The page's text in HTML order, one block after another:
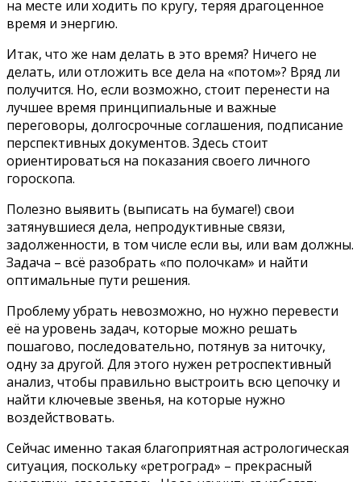
на месте или ходить по кругу, теряя драгоценное
время и энергию.
Итак, что же нам делать в это время? Ничего не
делать, или отложить все дела на «потом»? Вряд ли
получится. Но, если возможно, стоит перенести на
лучшее время принципиальные и важные
переговоры, долгосрочные соглашения, подписание
перспективных документов. Здесь стоит
ориентироваться на показания своего личного
гороскопа.
Полезно выявить (выписать на бумаге!) свои
затянувшиеся дела, непродуктивные связи,
задолженности, в том числе если вы, или вам должны.
Задача – всё разобрать «по полочкам» и найти
оптимальные пути решения.
Проблему убрать невозможно, но нужно перевести
её на уровень задач, которые можно решать
пошагово, последовательно, потянув за ниточку,
одну за другой. Для этого нужен ретроспективный
анализ, чтобы правильно выстроить всю цепочку и
найти ключевые звенья, на которые нужно
воздействовать.
Сейчас именно такая благоприятная астрологическая
ситуация, поскольку «ретроград» – прекрасный